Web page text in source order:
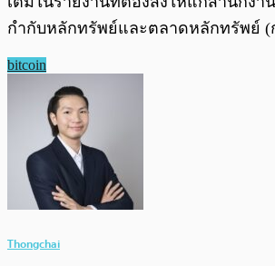
กำกับหลักทรัพย์และตลาดหลักทรัพย์ (
bitcoin
Thongchai